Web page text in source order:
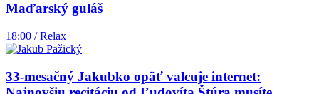
Maďarský guláš
18:00 / Relax
33-mesačný Jakubko opäť valcuje internet: